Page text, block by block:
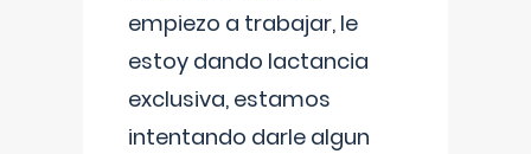
empiezo a trabajar, le
estoy dando lactancia
exclusiva, estamos
intentando darle algun